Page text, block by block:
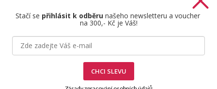
Stačí se přihlásit k odběrunašeho newsletteru a voucher
na 300,- Kč je Váš!
CHCI SLEVU